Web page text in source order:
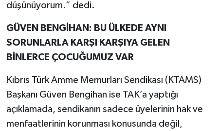
düşünüyorum.” dedi.
GÜVEN BENGİHAN: BU ÜLKEDE AYNI
SORUNLARLA KARŞI KARŞIYA GELEN
BİNLERCE ÇOCUĞUMUZ VAR
Kıbrıs Türk Amme Memurları Sendikası (KTAMS)
Başkanı Güven Bengihan ise TAK’a yaptığı
açıklamada, sendikanın sadece üyelerinin hak ve
menfaatlerinin korunması konusunda değil,